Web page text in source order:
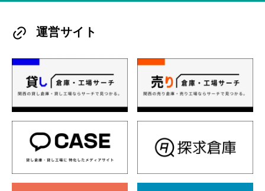
運営サイト